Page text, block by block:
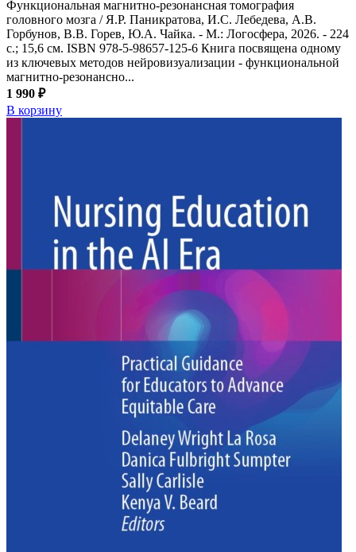
Функциональная магнитно-резонансная томография
головного мозга / Я.Р. Паникратова, И.С. Лебедева, А.В.
Горбунов, В.В. Горев, Ю.А. Чайка. - М.: Логосфера, 2026. - 224
с.; 15,6 см. ISBN 978-5-98657-125-6 Книга посвящена одному
из ключевых методов нейровизуализации - функциональной
магнитно-резонансно...
1 990 ₽
В корзину